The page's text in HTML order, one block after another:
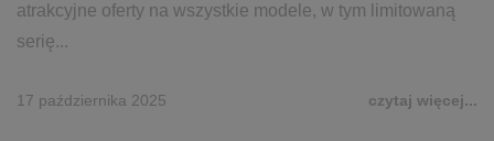
atrakcyjne oferty na wszystkie modele, w tym limitowaną
serię...
17 października 2025 czytaj więcej...